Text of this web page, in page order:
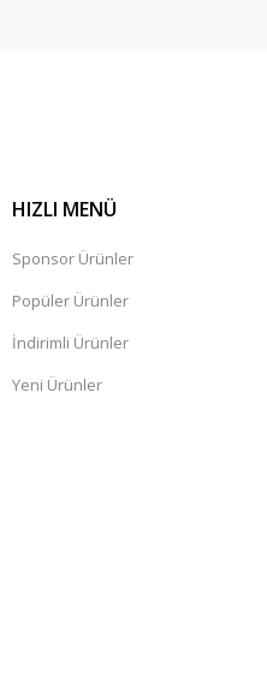
HIZLI MENÜ
Sponsor Ürünler
Popüler Ürünler
İndirimli Ürünler
Yeni Ürünler